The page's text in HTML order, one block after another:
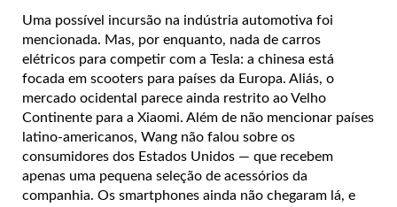
Uma possível incursão na indústria automotiva foi
mencionada. Mas, por enquanto, nada de carros
elétricos para competir com a Tesla: a chinesa está
focada em scooters para países da Europa. Aliás, o
mercado ocidental parece ainda restrito ao Velho
Continente para a Xiaomi. Além de não mencionar países
latino-americanos, Wang não falou sobre os
consumidores dos Estados Unidos — que recebem
apenas uma pequena seleção de acessórios da
companhia. Os smartphones ainda não chegaram lá, e